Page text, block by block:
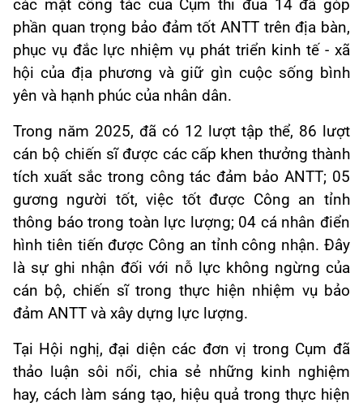
các mặt công tác của Cụm thi đua 14 đã góp
phần quan trọng bảo đảm tốt ANTT trên địa bàn,
phục vụ đắc lực nhiệm vụ phát triển kinh tế - xã
hội của địa phương và giữ gìn cuộc sống bình
yên và hạnh phúc của nhân dân.
Trong năm 2025, đã có 12 lượt tập thể, 86 lượt
cán bộ chiến sĩ được các cấp khen thưởng thành
tích xuất sắc trong công tác đảm bảo ANTT; 05
gương người tốt, việc tốt được Công an tỉnh
thông báo trong toàn lực lượng; 04 cá nhân điển
hình tiên tiến được Công an tỉnh công nhận. Đây
là sự ghi nhận đối với nỗ lực không ngừng của
cán bộ, chiến sĩ trong thực hiện nhiệm vụ bảo
đảm ANTT và xây dựng lực lượng.
Tại Hội nghị, đại diện các đơn vị trong Cụm đã
thảo luận sôi nổi, chia sẻ những kinh nghiệm
hay, cách làm sáng tạo, hiệu quả trong thực hiện